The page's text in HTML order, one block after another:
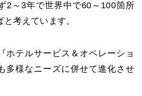
2～3年で世界中で60～100箇所
考えています。
ホテルサービス＆オペレーショ
多様なニーズに併せて進化させ